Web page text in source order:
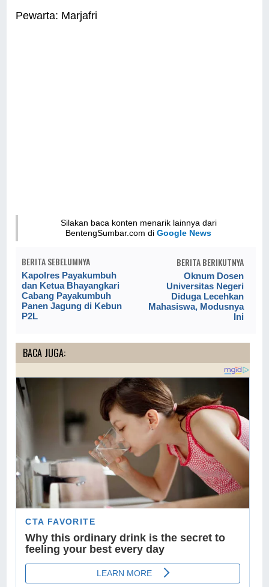
Pewarta: Marjafri
Silakan baca konten menarik lainnya dari
BentengSumbar.com diGoogle News
BERITA SEBELUMNYA
Kapolres Payakumbuh
dan Ketua Bhayangkari
Cabang Payakumbuh
Panen Jagung di Kebun
P2L
BERITA BERIKUTNYA
Oknum Dosen
Universitas Negeri
Diduga Lecehkan
Mahasiswa, Modusnya
Ini
BACA JUGA: